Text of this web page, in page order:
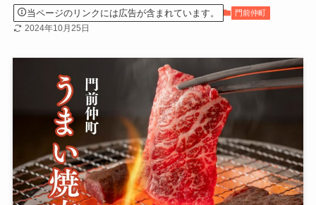
当ページのリンクには広告が含まれています。 門前仲町
2024年10月25日